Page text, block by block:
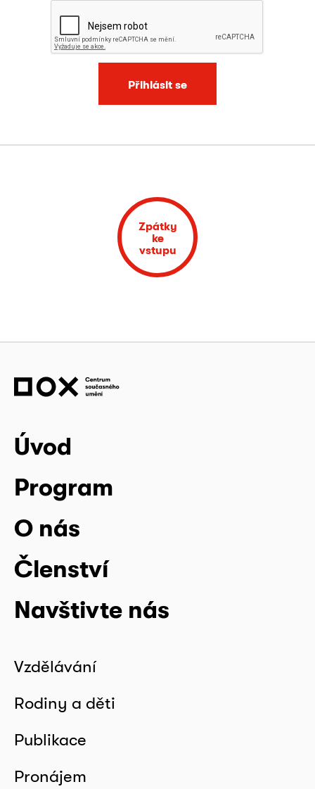
Přihlásit se
Zpátky
ke
vstupu
Úvod
Program
O nás
Členství
Navštivte nás
Vzdělávání
Rodiny a děti
Publikace
Pronájem